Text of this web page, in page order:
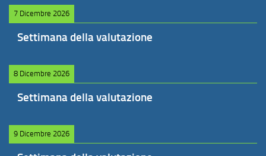
7 Dicembre 2026
Settimana della valutazione
8 Dicembre 2026
Settimana della valutazione
9 Dicembre 2026